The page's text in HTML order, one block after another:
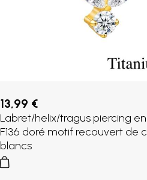
13,99 €
Labret/helix/tragus piercing
F136 doré motif recouvert de
blancs